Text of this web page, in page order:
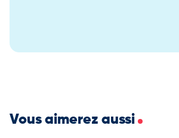
Garantie : 1 an
fiable et durable pour les installations
un équipement robuste, hygiénique et
Vous aimerez aussi